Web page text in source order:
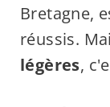
Bretagne,
réussis.
légères,